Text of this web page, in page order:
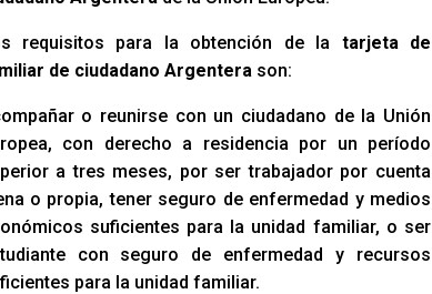
requisitos para la obtención de la tarjeta de
de ciudadano Argentera son:
o reunirse con un ciudadano de la Unión
con derecho a residencia por un período
a tres meses, por ser trabajador por cuenta
o propia, tener seguro de enfermedad y medios
suficientes para la unidad familiar, o ser
con seguro de enfermedad y recursos
para la unidad familiar.